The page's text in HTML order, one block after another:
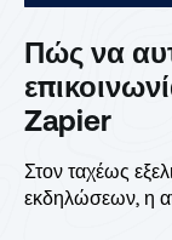
Πώς να
Zapier
Στον ταχέως
εκδηλώσεων, η